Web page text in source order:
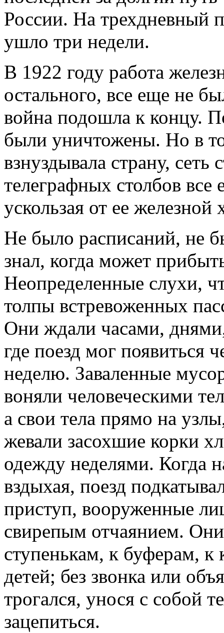
России. На трехдневный
ушло три недели.
В 1922 году работа
остального, все еще не
война подошла к концу.
были уничтожены. Но в
взнуздывала страну, сеть
телеграфных столбов все
ускользая от ее железной
Не было расписаний, не
знал, когда может
Неопределенные слухи,
толпы встревоженных
Они ждали часами, днями,
где поезд мог появиться
неделю. Заваленные
воняли человеческими
а свои тела прямо на
жевали засохшие корки
одежду неделями. Когда
вздыхая, поезд
приступ, вооруженные
свирепым отчаянием.
ступенькам, к буферам,
детей; без звонка или
трогался, унося с собой
зацепиться.